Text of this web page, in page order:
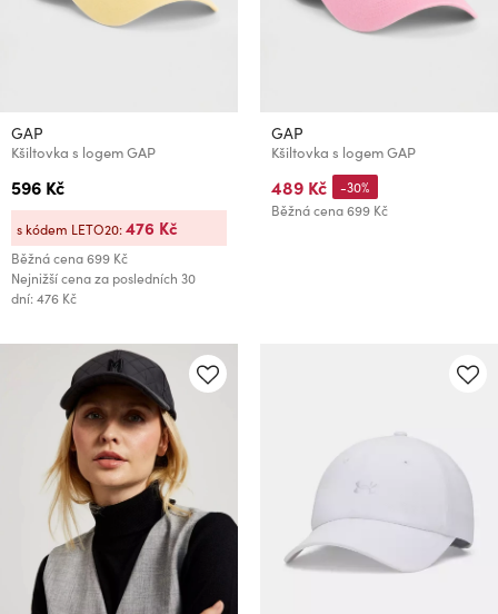
GAP
Kšiltovka s logem GAP
596 Kč
Běžná cena699 Kč
Nejnižší cena za posledních 30
dní: 476 Kč
s kódem LETO20:476 Kč
GAP
Kšiltovka s logem GAP
489 Kč
Běžná cena699 Kč
-30%